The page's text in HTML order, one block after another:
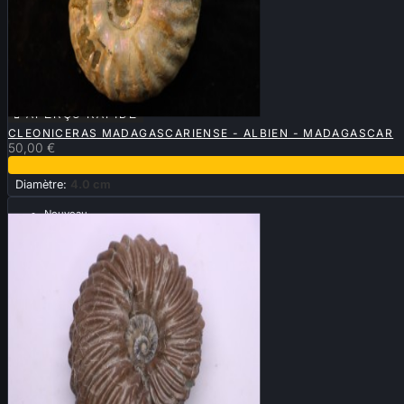
 APERÇU RAPIDE
CLEONICERAS MADAGASCARIENSE - ALBIEN - MADAGASCAR
50,00 €
Diamètre: 4.0 cm
Nouveau